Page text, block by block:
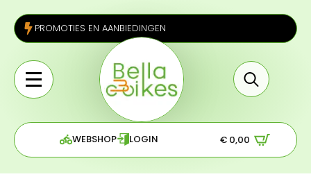
PROMOTIES EN AANBIEDINGEN
for:
WEBSHOP LOGIN € 0,00